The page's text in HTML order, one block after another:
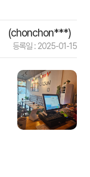
(chonchon***)
등록일 : 2025-01-15